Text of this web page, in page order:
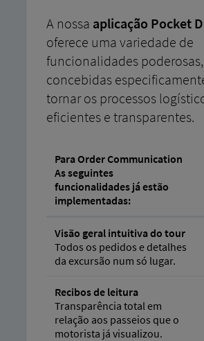
A nossa aplicação Pocket
oferece uma variedade de
funcionalidades poderosas,
concebidas
tornar os processos
eficientes e transparentes.
Para Order Communication
As seguintes
funcionalidades já estão
implementadas:
Visão geral intuitiva do tour
Todos os pedidos e detalhes
da excursão num só lugar.
Recibos de leitura
Transparência total em
relação aos passeios que o
motorista já visualizou.